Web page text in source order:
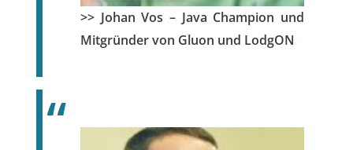
>> Johan Vos – Java Champion und
Mitgründer von Gluon und LodgON